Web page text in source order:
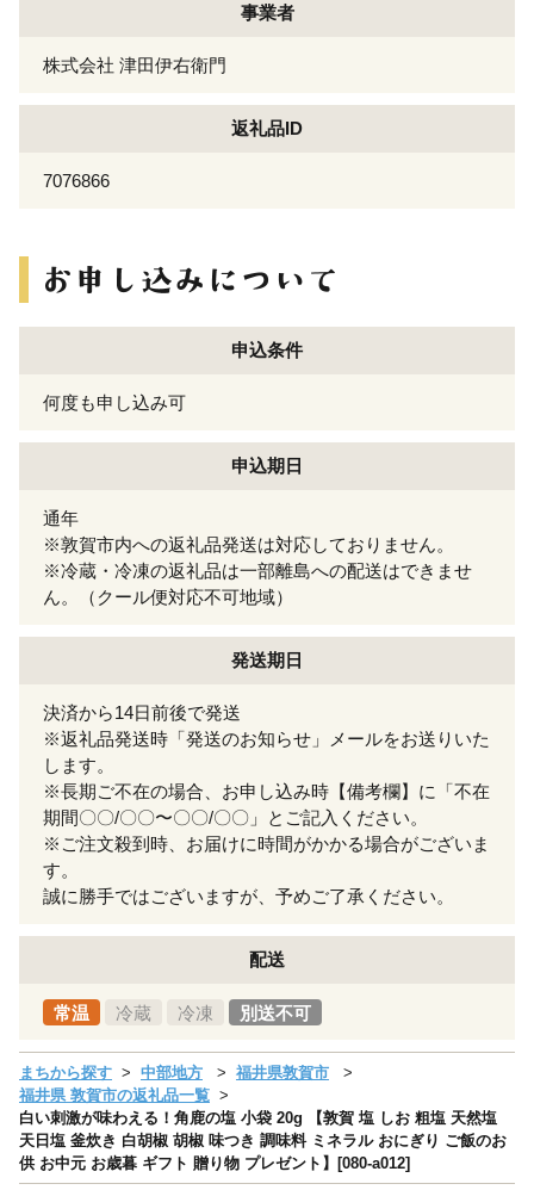
事業者
株式会社 津田伊右衛門
返礼品ID
7076866
申込条件
何度も申し込み可
申込期日
通年
※敦賀市内への返礼品発送は対応しておりません。
※冷蔵・冷凍の返礼品は一部離島への配送はできませ
ん。（クール便対応不可地域）
発送期日
決済から14日前後で発送
※返礼品発送時「発送のお知らせ」メールをお送りいた
します。
※長期ご不在の場合、お申し込み時【備考欄】に「不在
期間〇〇/〇〇〜〇〇/〇〇」とご記入ください。
※ご注文殺到時、お届けに時間がかかる場合がございま
す。
誠に勝手ではございますが、予めご了承ください。
配送
常温 冷蔵 冷凍 別送不可
まちから探す 中部地方
福井県敦賀市
福井県 敦賀市の返礼品一覧
白い刺激が味わえる！角鹿の塩 小袋 20g 【敦賀 塩 しお 粗塩 天然塩
天日塩 釜炊き 白胡椒 胡椒 味つき 調味料 ミネラル おにぎり ご飯のお
供 お中元 お歳暮 ギフト 贈り物 プレゼント】[080-a012]